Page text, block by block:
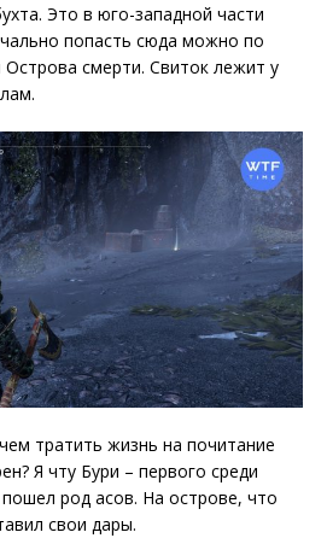
Это в юго-западной части
попасть сюда можно по
смерти. Свиток лежит у
тратить жизнь на почитание
Я чту Бури – первого среди
род асов. На острове, что
свои дары.